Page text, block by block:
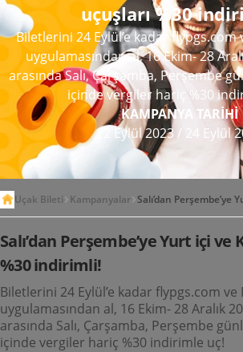
uçuşları %30
Biletlerini 24 Eylül’e kadar flypgs.com
uygulamasından al, 16 Ekim- 28
arasında Salı, Çarşamba, Perşembe
içinde vergiler hariç %30
KAMPANYA TARİHİ
22 Eylül 2023 / 24 Eylül
Uçak Bileti Kampanyalar Salı’dan Perşembe’ye
Salı’dan Perşembe’ye Yurt içi ve
%30 indirimli!
Biletlerini 24 Eylül’e kadar flypgs.com ve
uygulamasından al, 16 Ekim- 28 Aralık
arasında Salı, Çarşamba, Perşembe
içinde vergiler hariç %30 indirimle uç!